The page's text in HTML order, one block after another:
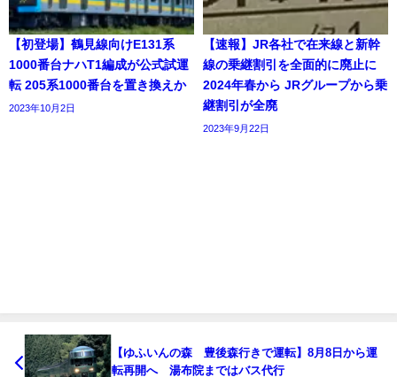
【初登場】鶴見線向けE131系
1000番台ナハT1編成が公式試運
転 205系1000番台を置き換えか
2023年10月2日
【速報】JR各社で在来線と新幹
線の乗継割引を全面的に廃止に
2024年春から JRグループから乗
継割引が全廃
2023年9月22日
【ゆふいんの森 豊後森行きで運転】8月8日から運
転再開へ 湯布院まではバス代行